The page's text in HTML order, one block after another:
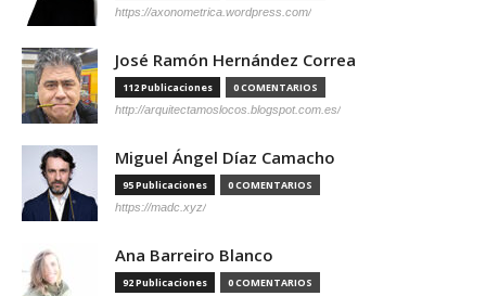
https://axonometrica.wordpress.com/
José Ramón Hernández Correa
112 Publicaciones 0 COMENTARIOS
http://arquitectamoslocos.blogspot.com.es/
Miguel Ángel Díaz Camacho
95 Publicaciones 0 COMENTARIOS
https://madc.xyz/
Ana Barreiro Blanco
92 Publicaciones 0 COMENTARIOS